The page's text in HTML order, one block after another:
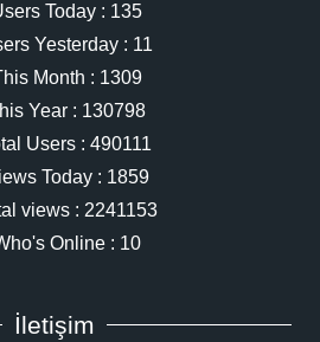
Today : 135
Yesterday : 11
Month : 1309
Year : 130798
Users : 490111
Today : 1859
views : 2241153
Online : 10
İletişim